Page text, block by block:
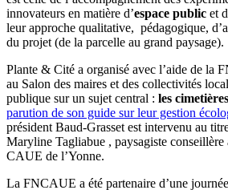
innovateurs en matière d’espace public et
leur approche qualitative, pédagogique,
du projet (de la parcelle au grand paysage).
Plante & Cité a organisé avec l’aide de la
au Salon des maires et des collectivités
publique sur un sujet central : les cimetières
parution de son guide sur leur gestion
président Baud-Grasset est intervenu au
Maryline Tagliabue , paysagiste conseillère
CAUE de l’Yonne.
La FNCAUE a été partenaire d’une